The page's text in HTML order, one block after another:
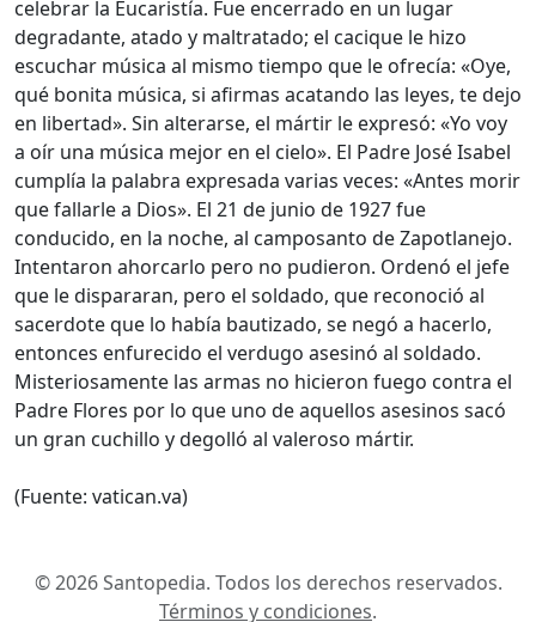
celebrar la Eucaristía. Fue encerrado en un lugar
degradante, atado y maltratado; el cacique le hizo
escuchar música al mismo tiempo que le ofrecía: «Oye,
qué bonita música, si afirmas acatando las leyes, te dejo
en libertad». Sin alterarse, el mártir le expresó: «Yo voy
a oír una música mejor en el cielo». El Padre José Isabel
cumplía la palabra expresada varias veces: «Antes morir
que fallarle a Dios». El 21 de junio de 1927 fue
conducido, en la noche, al camposanto de Zapotlanejo.
Intentaron ahorcarlo pero no pudieron. Ordenó el jefe
que le dispararan, pero el soldado, que reconoció al
sacerdote que lo había bautizado, se negó a hacerlo,
entonces enfurecido el verdugo asesinó al soldado.
Misteriosamente las armas no hicieron fuego contra el
Padre Flores por lo que uno de aquellos asesinos sacó
un gran cuchillo y degolló al valeroso mártir.
(Fuente: vatican.va)
© 2026 Santopedia. Todos los derechos reservados.
Términos y condiciones.